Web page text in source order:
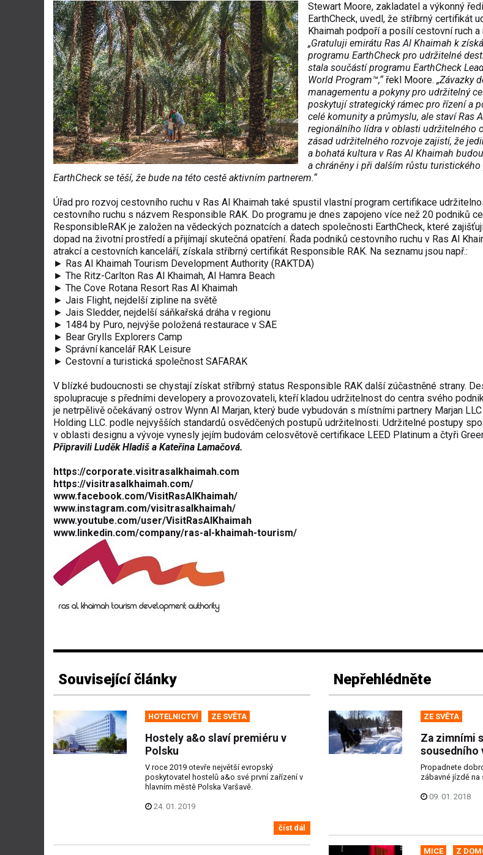
Stewart Moore, zakladatel a výkonný
EarthCheck, uvedl, že stříbrný certifikát
Khaimah podpoří a posílí cestovní ruch
„Gratuluji emirátu Ras Al Khaimah k
programu EarthCheck pro udržitelné
stala součástí programu EarthCheck
World Program™,“ řekl Moore. „Závazky
managementu a pokyny pro udržitelný
poskytují strategický rámec pro řízení a
celé komunity a průmyslu, ale staví Ras
regionálního lídra v oblasti udržitelného
zásad udržitelného rozvoje zajistí, že
a bohatá kultura v Ras Al Khaimah
a chráněny i při dalším růstu
EarthCheck se těší, že bude na této cestě aktivním partnerem.“
Úřad pro rozvoj cestovního ruchu v Ras Al Khaimah také spustil vlastní program certifikace
cestovního ruchu s názvem Responsible RAK. Do programu je dnes zapojeno více než 20 podniků
ResponsibleRAK je založen na vědeckých poznatcích a datech společnosti EarthCheck, které
dopad na životní prostředí a přijímají skutečná opatření. Řada podniků cestovního ruchu v Ras Al
atrakcí a cestovních kanceláří, získala stříbrný certifikát Responsible RAK. Na seznamu jsou např.:
► Ras Al Khaimah Tourism Development Authority (RAKTDA)
► The Ritz-Carlton Ras Al Khaimah, Al Hamra Beach
► The Cove Rotana Resort Ras Al Khaimah
► Jais Flight, nejdelší zipline na světě
► Jais Sledder, nejdelší sáňkařská dráha v regionu
► 1484 by Puro, nejvýše položená restaurace v SAE
► Bear Grylls Explorers Camp
► Správní kancelář RAK Leisure
► Cestovní a turistická společnost SAFARAK
V blízké budoucnosti se chystají získat stříbrný status Responsible RAK další zúčastněné strany.
spolupracuje s předními developery a provozovateli, kteří kladou udržitelnost do centra svého
je netrpělivě očekávaný ostrov Wynn Al Marjan, který bude vybudován s místními partnery Marjan
Holding LLC. podle nejvyšších standardů osvědčených postupů udržitelnosti. Udržitelné postupy
v oblasti designu a vývoje vynesly jejím budovám celosvětově certifikace LEED Platinum a čtyři
Připravili Luděk Hladiš a Kateřina Lamačová.
https://corporate.visitrasalkhaimah.com
https://visitrasalkhaimah.com/
www.facebook.com/VisitRasAlKhaimah/
www.instagram.com/visitrasalkhaimah/
www.youtube.com/user/VisitRasAlKhaimah
www.linkedin.com/company/ras-al-khaimah-tourism/
Související články
HOTELNICTVÍ ZE SVĚTA
Hostely a&o slaví premiéru v
Polsku
V roce 2019 otevře největší evropský
poskytovatel hostelů a&o své první zařízení v
hlavním městě Polska Varšavě.
24. 01. 2019
číst dál
Nepřehlédněte
ZE SVĚTA
Za zimními
sousedního
Propadnete
zábavné jízdě na
09. 01. 2018
MICE Z